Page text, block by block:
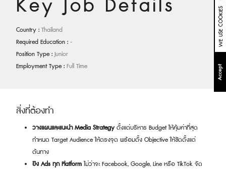
Key Job Details
Country : Thailand
Required Education : -
Position Type :Junior
Employment Type : Full Time
สิ่งที่ต้องทำ
วางแผนและแนะนำ Media Strategyตั้งแต่บริหาร Budget ให้คุ้มค่าที่สุด
กำหนด Target Audience ให้ตรงจุด พร้อมตั้ง Objective ให้ชัดตั้งแต่
ต้นทาง
ยิง Ads ทุก Platformไม่ว่าจะ Facebook, Google, Line หรือ TikTok จัด
Accept
WE USE COOKIES